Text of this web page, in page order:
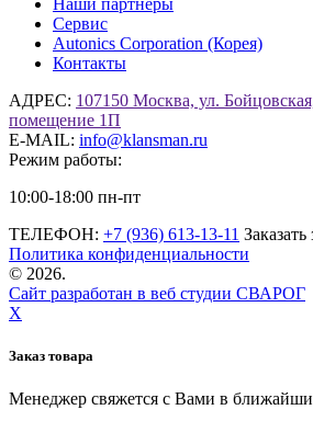
Сервис
Autonics Corporation (Корея)
Контакты
АДРЕС: 107150 Москва, ул.
помещение 1П
E-MAIL: info@klansman.ru
Режим работы:
10:00-18:00 пн-пт
ТЕЛЕФОН: +7 (936) 613-13-11
Политика конфиденциальности
© 2026.
Сайт разработан в веб студии СВАРОГ
X
Заказ товара
Менеджер свяжется с Вами в